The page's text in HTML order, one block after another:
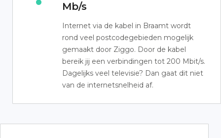
Mb/s
Internet via de kabel in Braamt wordt
rond veel postcodegebieden mogelijk
gemaakt door Ziggo. Door de kabel
bereik jij een verbindingen tot 200 Mbit/s.
Dagelijks veel televisie? Dan gaat dit niet
van de internetsnelheid af.